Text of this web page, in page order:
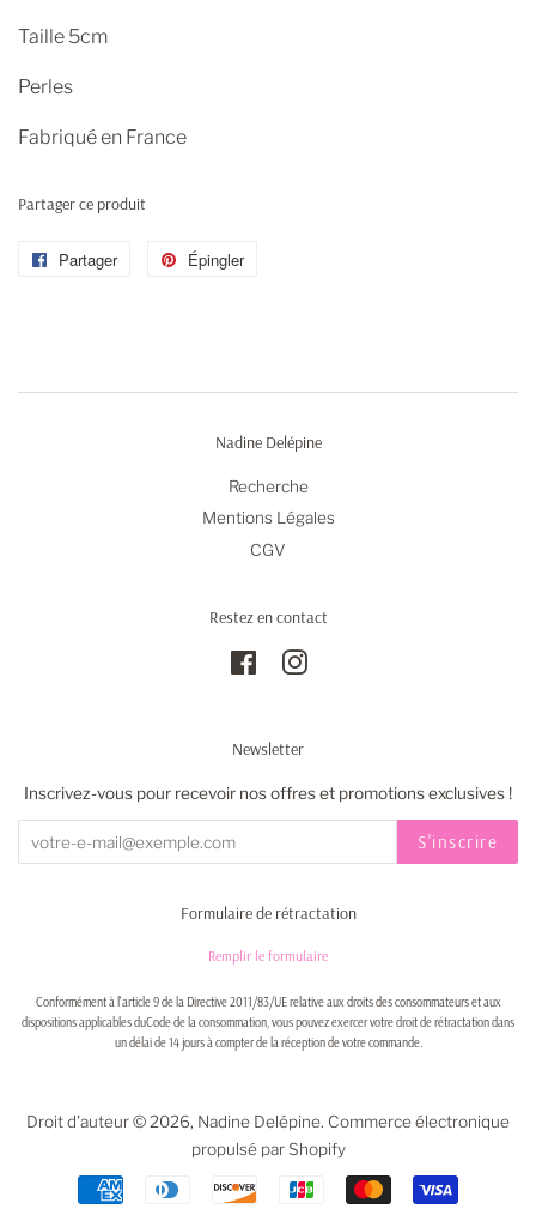
Taille 5cm
Perles
Fabriqué en France
Partager ce produit
Partager
Partager Épingler
Nadine Delépine
Recherche
Mentions Légales
CGV
Restez en contact
FacebookInstagram
Newsletter
Inscrivez-vous pour recevoir nos offres et promotions exclusives !
S'inscrire
Formulaire de rétractation
Remplir le formulaire
Conformément à l'article 9 de la Directive 2011/83/UE relative aux droits des consommateurs et aux
dispositions applicables duCode de la consommation, vous pouvez exercer votre droit de rétractation dans
un délai de 14 jours à compter de la réception de votre commande.
Droit d'auteur © 2026, Nadine Delépine. Commerce électronique
propulsé par Shopify
Icônes